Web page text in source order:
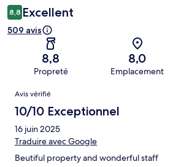
8,8 Excellent
509 avis
8,8
Propreté
8,0
Emplacement
Avis
Avis vérifié
10/10 Exceptionnel
16 juin 2025
Traduire avec Google
Beutiful property and wonderful staff